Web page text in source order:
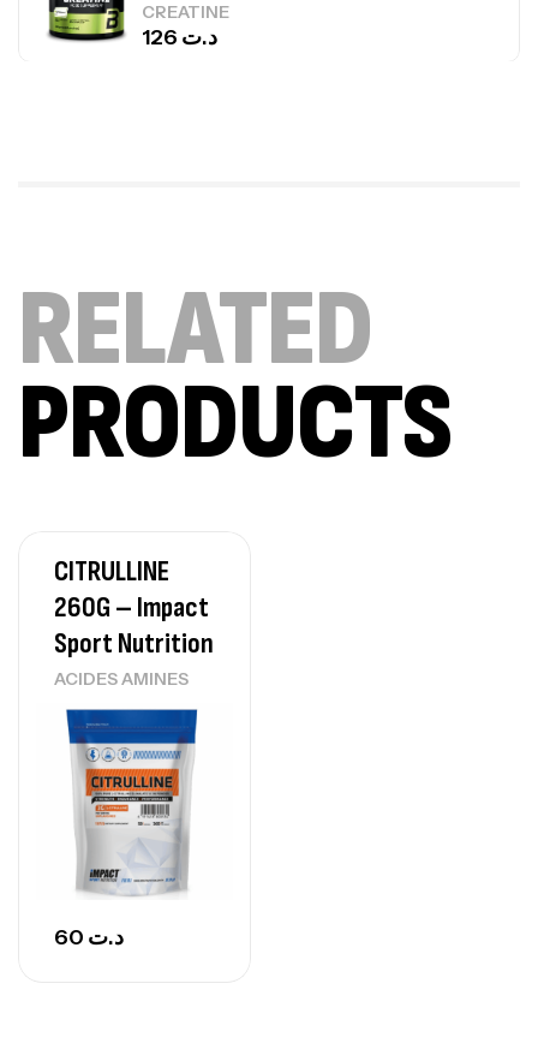
CREATINE
د.ت
Autres
د.ت84
Creatine (CreapureⓇ) – 500g –
7Nutrition
PROTEIN
د.ت260
GH SURGE 90 CAPSULES
Autres
RELATED
PRODUCTS
CITRULLINE
260G – Impact
Sport Nutrition
ACIDES AMINES
د.ت